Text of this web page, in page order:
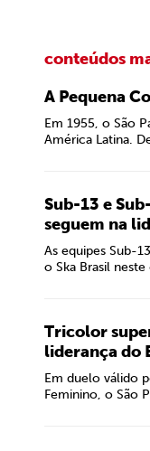
conteúdos
A Pequena
Em 1955, o São
América Latina.
Sub-13 e
seguem na
As equipes Sub-
o Ska Brasil
Tricolor
liderança do
Em duelo válido
Feminino, o São